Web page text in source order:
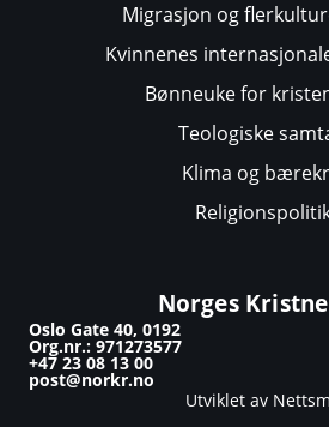
Migrasjon og
Kvinnenes
Bønneuke for
Teologiske
Klima og
Norges
Oslo Gate 40, 0192
Org.nr.: 971273577
+47 23 08 13 00
post@norkr.no
Utviklet av